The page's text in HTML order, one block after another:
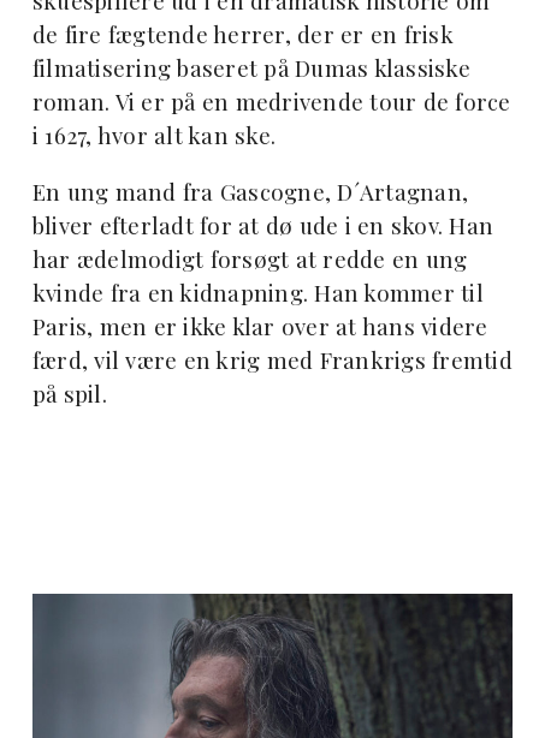
de fire fægtende herrer, der er en frisk
filmatisering baseret på Dumas klassiske
roman. Vi er på en medrivende tour de force
i 1627, hvor alt kan ske.
En ung mand fra Gascogne, D´Artagnan,
bliver efterladt for at dø ude i en skov. Han
har ædelmodigt forsøgt at redde en ung
kvinde fra en kidnapning. Han kommer til
Paris, men er ikke klar over at hans videre
færd, vil være en krig med Frankrigs fremtid
på spil.